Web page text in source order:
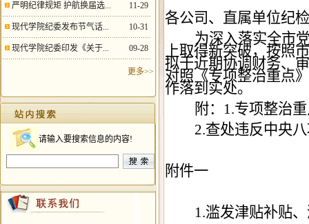
严明纪律规矩 护航换届选... 11-29
现代学院纪委发布节气话... 10-31
现代学院纪委印发《关于... 09-28
更多>>
请输入要搜索信息的内容!
各公司、直属单位纪
为深入落实全市
上取得新突破，按照
拟于近期协调财务、
对照《专项整治重点
作落到实处。
附：1.专项整治
2.查处违反中央
附件一
1.滥发津贴补贴